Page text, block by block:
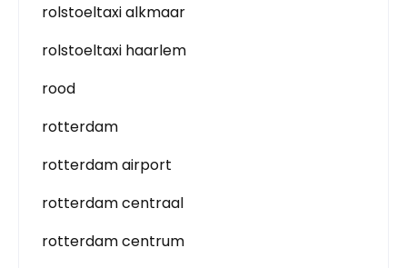
rolstoeltaxi alkmaar
rolstoeltaxi haarlem
rood
rotterdam
rotterdam airport
rotterdam centraal
rotterdam centrum